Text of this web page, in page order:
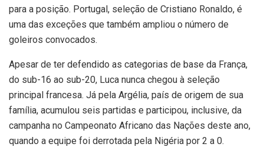
para a posição. Portugal, seleção de Cristiano Ronaldo, é
uma das exceções que também ampliou o número de
goleiros convocados.
Apesar de ter defendido as categorias de base da França,
do sub-16 ao sub-20, Luca nunca chegou à seleção
principal francesa. Já pela Argélia, país de origem de sua
família, acumulou seis partidas e participou, inclusive, da
campanha no Campeonato Africano das Nações deste ano,
quando a equipe foi derrotada pela Nigéria por 2 a 0.